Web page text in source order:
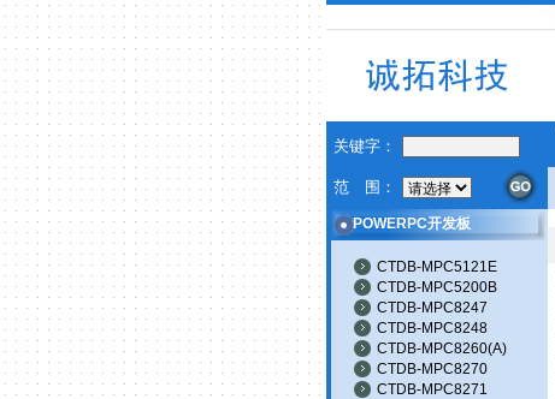
关键字：
范 围：
POWERPC开发板
CTDB-MPC5121E
CTDB-MPC5200B
CTDB-MPC8247
CTDB-MPC8248
CTDB-MPC8260(A)
CTDB-MPC8270
CTDB-MPC8271